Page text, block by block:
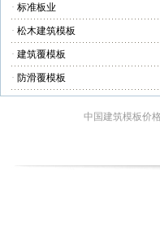
· 标准板业
· 松木建筑模板
· 建筑覆模板
· 防滑覆模板
中国建筑模板价